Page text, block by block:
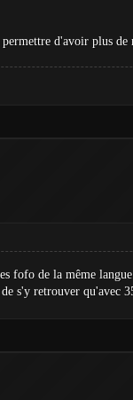
d'avoir plus de
fofo de la même
s'y retrouver qu'avec